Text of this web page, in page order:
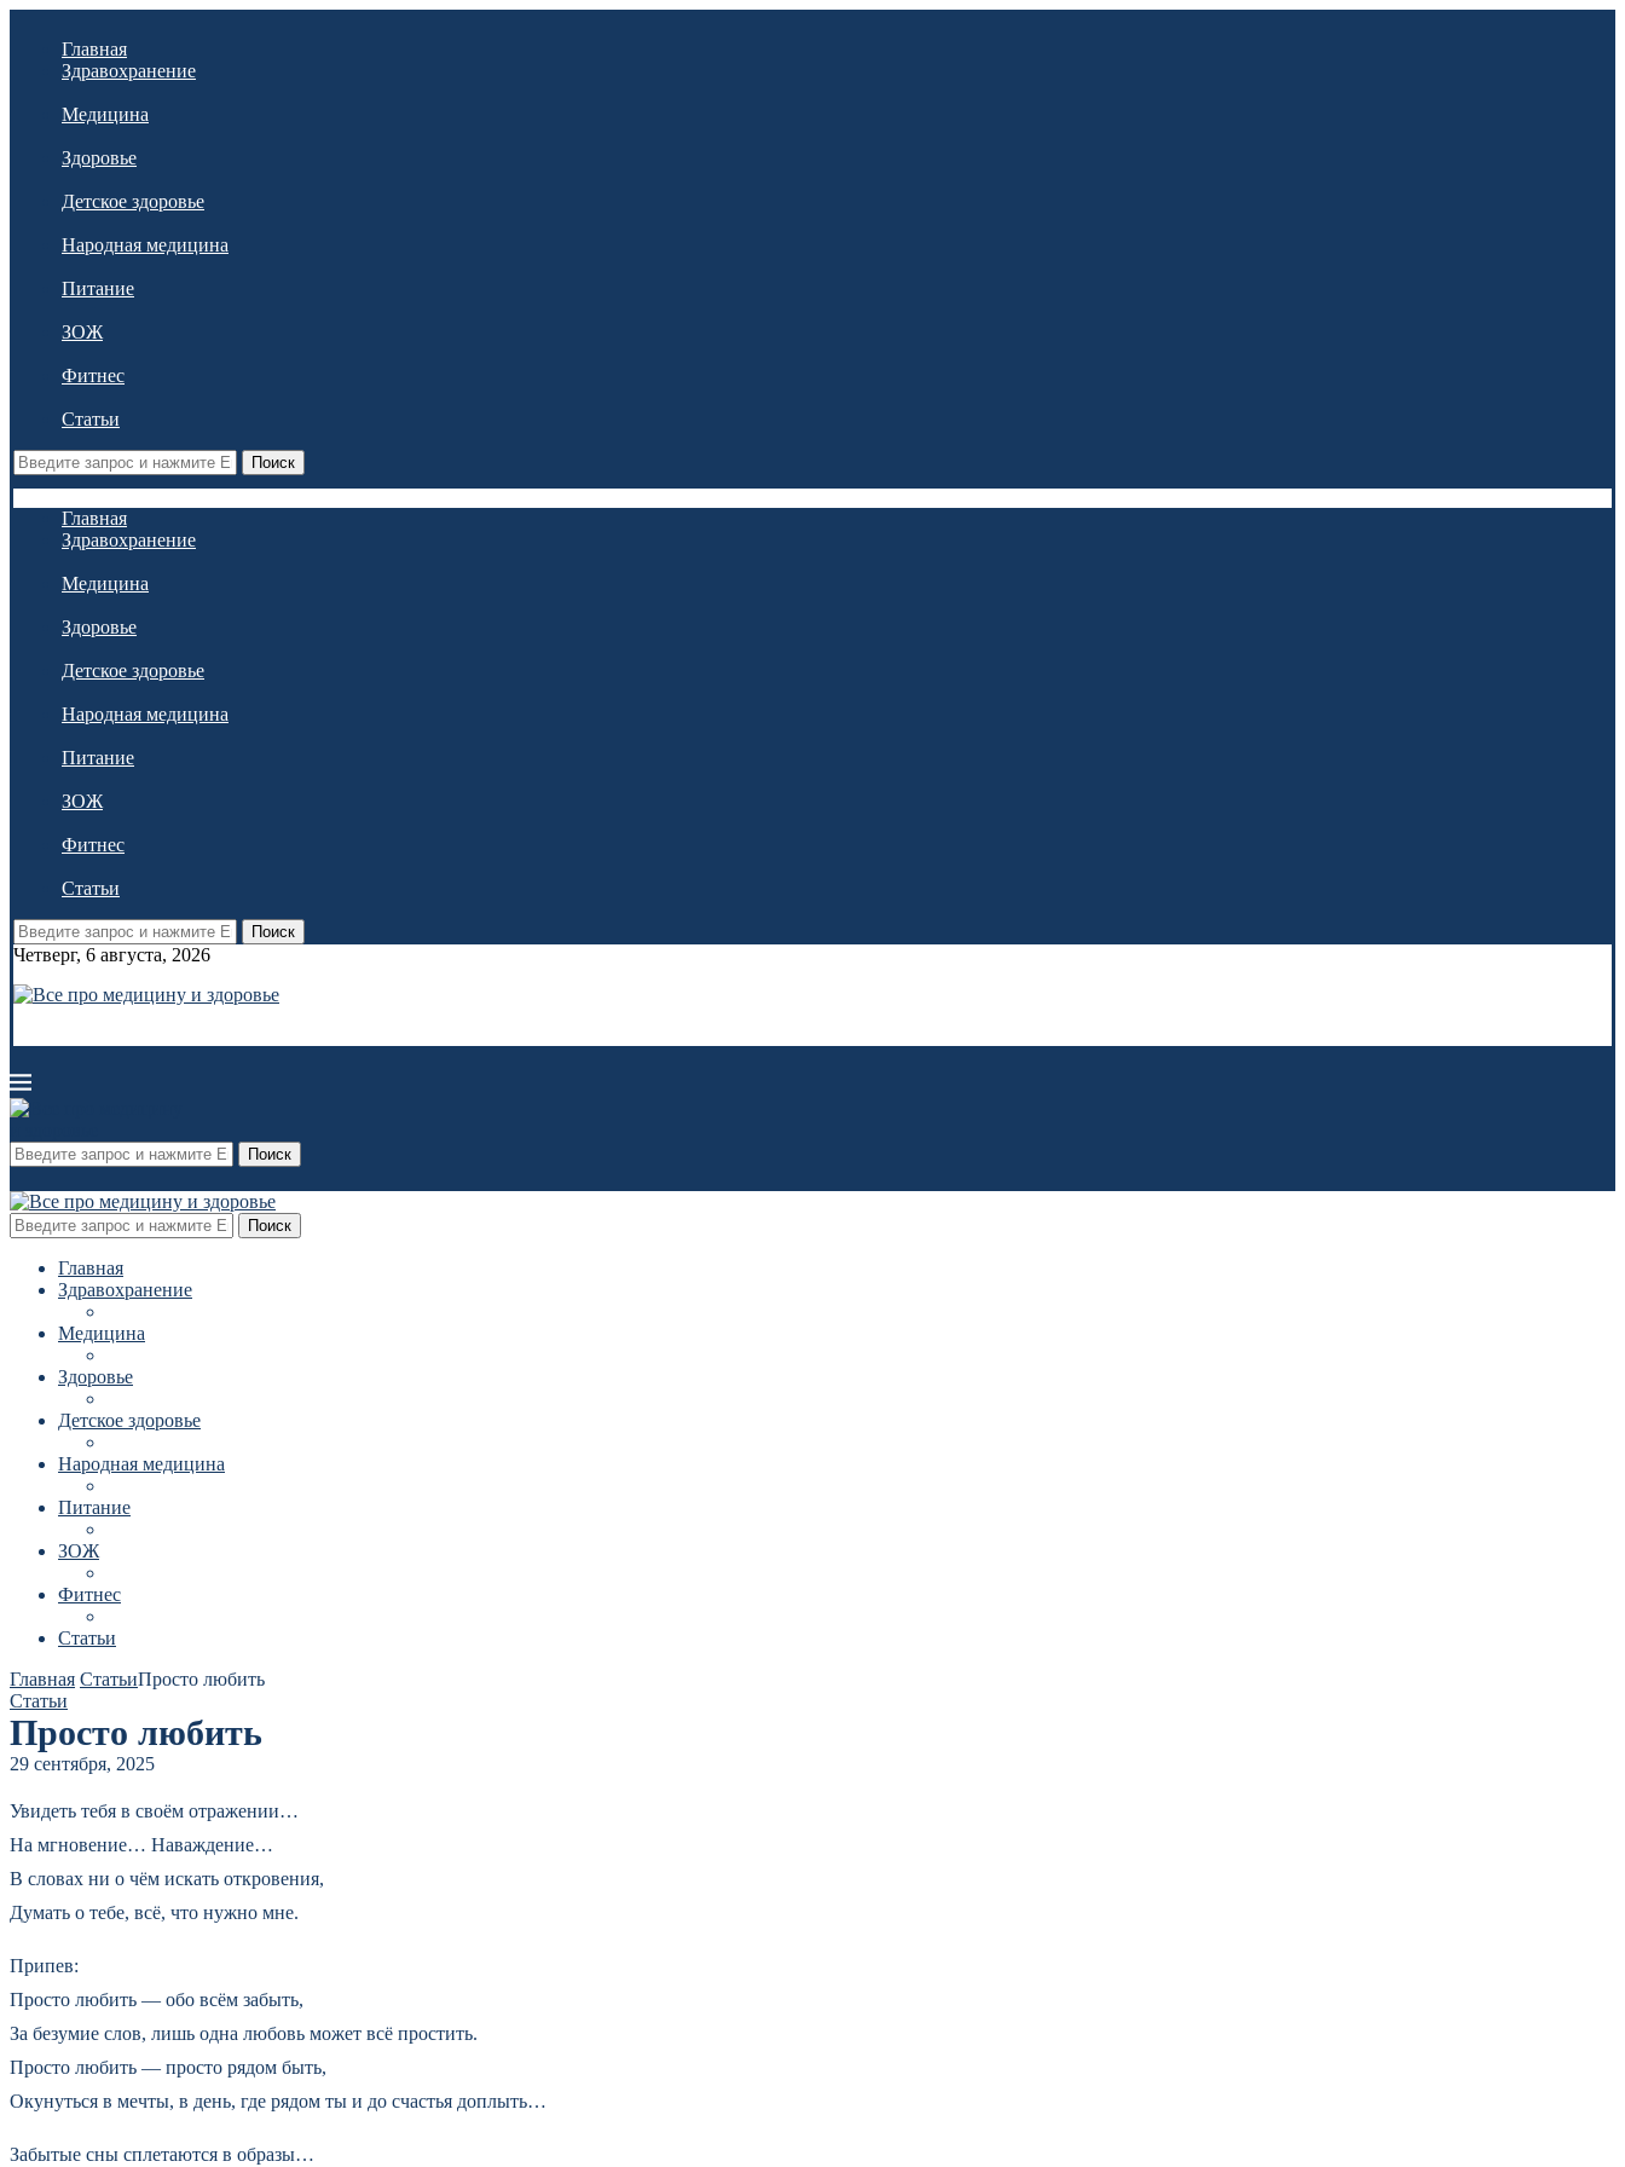
Главная
Здравохранение
Медицина
Здоровье
Детское здоровье
Народная медицина
Питание
ЗОЖ
Фитнес
Статьи
Поиск
Главная
Здравохранение
Медицина
Здоровье
Детское здоровье
Народная медицина
Питание
ЗОЖ
Фитнес
Статьи
Поиск
Четверг, 6 августа, 2026
Поиск
Поиск
Главная
Здравохранение
Медицина
Здоровье
Детское здоровье
Народная медицина
Питание
ЗОЖ
Фитнес
Статьи
Главная СтатьиПросто любить
Статьи
Просто любить
29 сентября, 2025
Увидеть тебя в своём отражении…
На мгновение… Наваждение…
В словах ни о чём искать откровения,
Думать о тебе, всё, что нужно мне.
Припев:
Просто любить — обо всём забыть,
За безумие слов, лишь одна любовь может всё простить.
Просто любить — просто рядом быть,
Окунуться в мечты, в день, где рядом ты и до счастья доплыть…
Забытые сны сплетаются в образы…